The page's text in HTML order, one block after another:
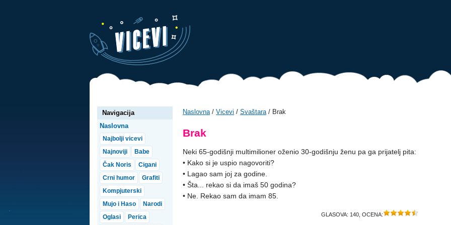
Naslovna/ Vicevi / Svaštara/ Brak
Brak
Neki 65-godišnji multimilioner oženio 30-godišnju ženu pa ga prijatelj pita:
• Kako si je uspio nagovoriti?
• Lagao sam joj za godine.
• Šta... rekao si da imaš 50 godina?
• Ne. Rekao sam da imam 85.
GLASOVA: 140 , OCENA:
Navigacija
Naslovna
Najbolji vicevi
Najnoviji
Babe
Čak Noris
Cigani
Crni humor
Grafiti
Kompjuterski
Mujo i Haso
Narodi
Oglasi
Perica